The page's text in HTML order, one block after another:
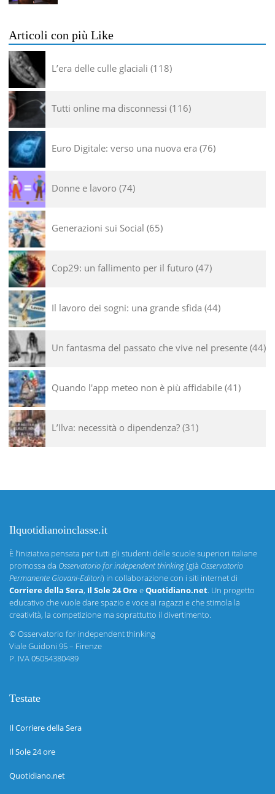
Articoli con più Like
L’era delle culle glaciali 118
Tutti online ma disconnessi 116
Euro Digitale: verso una nuova era 76
Donne e lavoro 74
Generazioni sui Social 65
Cop29: un fallimento per il futuro 47
Il lavoro dei sogni: una grande sfida 44
Un fantasma del passato che vive nel presente 44
Quando l'app meteo non è più affidabile 41
L’Ilva: necessità o dipendenza? 31
Ilquotidianoinclasse.it
È l’iniziativa pensata per tutti gli studenti delle scuole superiori italiane
promossa da Osservatorio for independent thinking(già Osservatorio
Permanente Giovani-Editori) in collaborazione con i siti internet di
Corriere della Sera, Il Sole 24 OreeQuotidiano.net. Un progetto
educativo che vuole dare spazio e voce ai ragazzi e che stimola la
creatività, la competizione ma soprattutto il divertimento.
©Osservatorio for independent thinking
Viale Guidoni 95 – Firenze
P. IVA 05054380489
Testate
Il Corriere della Sera
Il Sole 24 ore
Quotidiano.net